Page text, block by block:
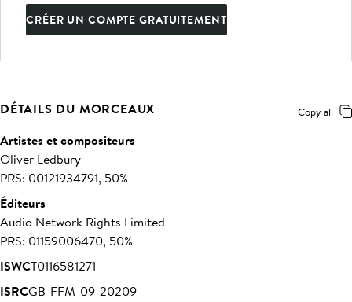
CRÉER UN COMPTE GRATUITEMENT
DÉTAILS DU MORCEAUX Copy all
Artistes et compositeurs
Oliver Ledbury
PRS: 00121934791, 50%
Éditeurs
Audio Network Rights Limited
PRS: 01159006470, 50%
ISWCT0116581271
ISRCGB-FFM-09-20209